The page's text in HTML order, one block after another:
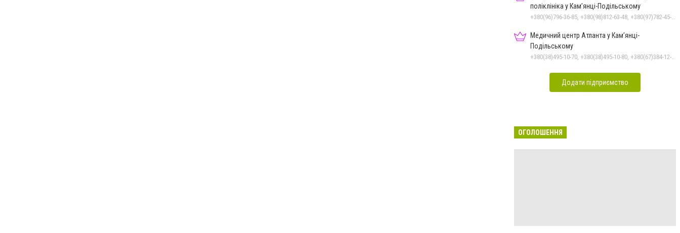
поліклініка у Кам’янці-Подільському
+380(96)796-36-85, +380(98)812-63-48, +380(97)782-45-70
Медичний центр Атланта у Кам’янці-
Подільському
+380(38)495-10-70, +380(38)495-10-80, +380(67)384-12-07
Додати підприємство
ОГОЛОШЕННЯ